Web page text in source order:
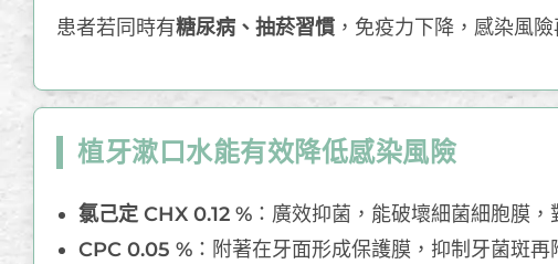
患者若同時有糖尿病、抽菸習慣 ，免疫力下降，感染風險
植牙漱口水能有效降低感染風險
氯己定 CHX 0.12 % ：廣效抑菌，能破壞細菌細胞膜
CPC 0.05 % ：附著在牙面形成保護膜，抑制牙菌斑再